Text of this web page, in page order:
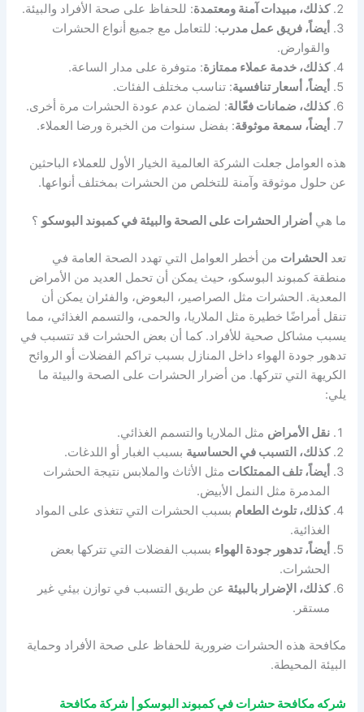
كذلك، مبيدات آمنة ومعتمدة: للحفاظ على صحة الأفراد والبيئة.
أيضاً، فريق عمل مدرب: للتعامل مع جميع أنواع الحشرات
والقوارض.
كذلك، خدمة عملاء ممتازة: متوفرة على مدار الساعة.
أيضاً، أسعار تنافسية: تناسب مختلف الفئات.
كذلك، ضمانات فعّالة: لضمان عدم عودة الحشرات مرة أخرى.
أيضاً، سمعة موثوقة: بفضل سنوات من الخبرة ورضا العملاء.
هذه العوامل جعلت الشركة العالمية الخيار الأول للعملاء الباحثين
عن حلول موثوقة وآمنة للتخلص من الحشرات بمختلف أنواعها.
ما هي أضرار الحشرات على الصحة والبيئة في كمبوند البوسكو ؟
تعد الحشرات من أخطر العوامل التي تهدد الصحة العامة في
منطقة كمبوند البوسكو، حيث يمكن أن تحمل العديد من الأمراض
المعدية. الحشرات مثل الصراصير، البعوض، والفئران يمكن أن
تنقل أمراضًا خطيرة مثل الملاريا، والحمى، والتسمم الغذائي، مما
يسبب مشاكل صحية للأفراد. كما أن بعض الحشرات قد تتسبب في
تدهور جودة الهواء داخل المنازل بسبب تراكم الفضلات أو الروائح
الكريهة التي تتركها. من أضرار الحشرات على الصحة والبيئة ما
يلي:
نقل الأمراض مثل الملاريا والتسمم الغذائي.
كذلك، التسبب في الحساسية بسبب الغبار أو اللدغات.
أيضاً، تلف الممتلكات مثل الأثاث والملابس نتيجة الحشرات
المدمرة مثل النمل الأبيض.
كذلك، تلوث الطعام بسبب الحشرات التي تتغذى على المواد
الغذائية.
أيضاً، تدهور جودة الهواء بسبب الفضلات التي تتركها بعض
الحشرات.
كذلك، الإضرار بالبيئة عن طريق التسبب في توازن بيئي غير
مستقر.
مكافحة هذه الحشرات ضرورية للحفاظ على صحة الأفراد وحماية
البيئة المحيطة.
شركه مكافحة حشرات في كمبوند البوسكو | شركة مكافحة